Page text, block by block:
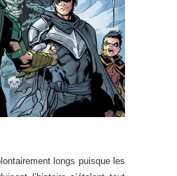
longs puisque les